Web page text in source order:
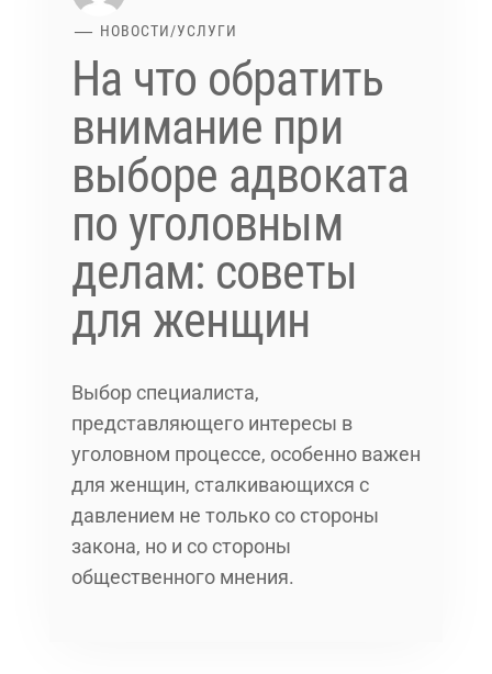
НОВОСТИ/УСЛУГИ
На что обратить
внимание при
выборе адвоката
по уголовным
делам: советы
для женщин
Выбор специалиста,
представляющего интересы в
уголовном процессе, особенно важен
для женщин, сталкивающихся с
давлением не только со стороны
закона, но и со стороны
общественного мнения.